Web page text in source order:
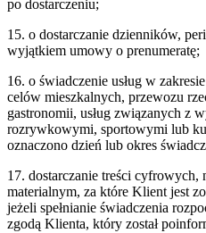
po dostarczeniu;
15. o dostarczanie dzienników,
wyjątkiem umowy o prenumeratę;
16. o świadczenie usług w
celów mieszkalnych, przewozu
gastronomii, usług związanych z
rozrywkowymi, sportowymi lub
oznaczono dzień lub okres
17. dostarczanie treści cyfrowych,
materialnym, za które Klient jest
jeżeli spełnianie świadczenia
zgodą Klienta, który został